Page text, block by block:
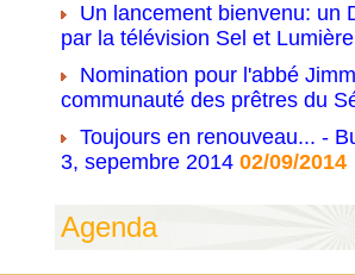
Un lancement bienvenu: un
par la télévision Sel et Lumière
Nomination pour l'abbé
communauté des prêtres du
Toujours en renouveau... -
3, sepembre 2014 02/09/2014
Agenda